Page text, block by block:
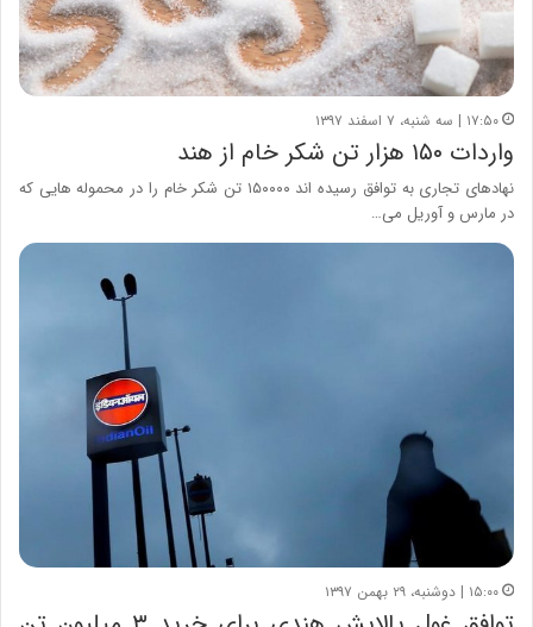
۱۷:۵۰ | سه شنبه، ۷ اسفند ۱۳۹۷
واردات ۱۵۰ هزار تن شکر خام از هند
نهادهای تجاری به توافق رسیده اند ۱۵۰۰۰۰ تن شکر خام را در محموله هایی که
در مارس و آوریل می…
۱۵:۰۰ | دوشنبه، ۲۹ بهمن ۱۳۹۷